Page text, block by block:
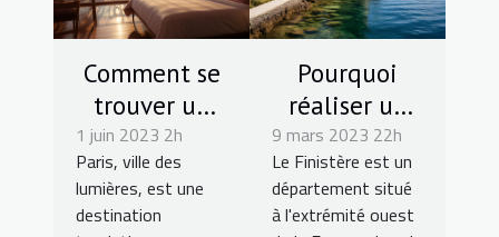
Comment se
trouver un
bon hôtel à
Paris ?
1 juin 2023 2h
Paris, ville des
lumières, est une
destination
Pourquoi
réaliser un
séminaire à
Finistère en
tant que
9 mars 2023 22h
Le Finistère est un
département situé
à l'extrémité ouest